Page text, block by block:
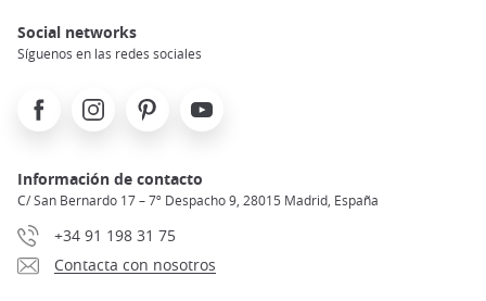
Social networks
Síguenos en las redes sociales
FacebookInstagramPinterest Youtube
Información de contacto
C/ San Bernardo 17 – 7º Despacho 9, 28015 Madrid, España
+34 91 198 31 75
Contacta con nosotros